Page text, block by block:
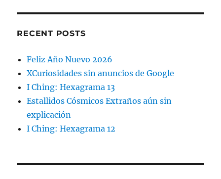
RECENT POSTS
Feliz Año Nuevo 2026
XCuriosidades sin anuncios de Google
I Ching: Hexagrama 13
Estallidos Cósmicos Extraños aún sin
explicación
I Ching: Hexagrama 12